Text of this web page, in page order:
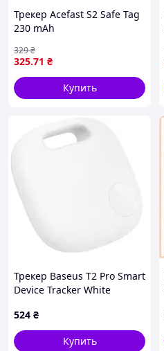
Трекер Acefast S2 Safe Tag
230 mAh
325.71 ₴
329₴
Купить
Трекер Baseus T2 Pro Smart
Device Tracker White
524 ₴
Купить